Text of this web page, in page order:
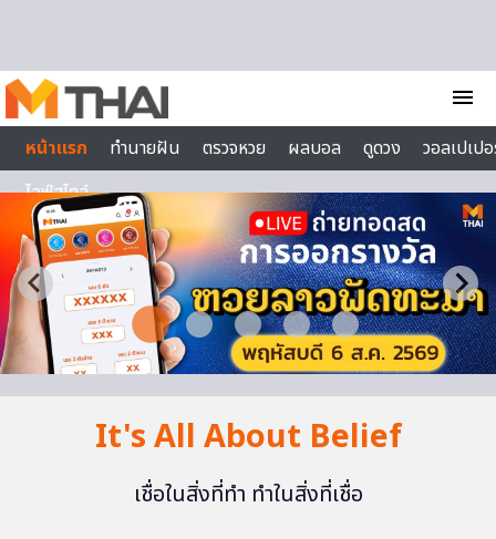
menu
หน้าแรก
ทำนายฝัน ตรวจหวย ผลบอล ดูดวง
วอลเปเป
ไลฟ์สไตล์
It's All About Belief
เชื่อในสิ่งที่ทำ ทำในสิ่งที่เชื่อ